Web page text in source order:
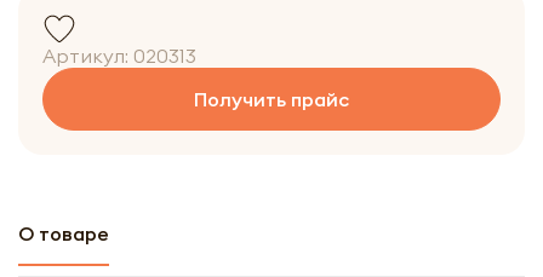
Артикул: 020313
Получить прайс
О товаре